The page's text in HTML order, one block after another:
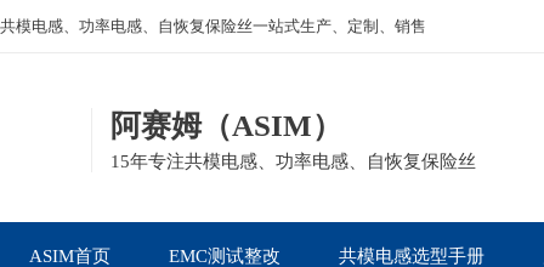
共模电感、功率电感、自恢复保险丝一站式生产、定制、销售
阿赛姆（ASIM）
15年专注共模电感、功率电感、自恢复保险丝
ASIM首页 EMC测试整改 共模电感选型手册